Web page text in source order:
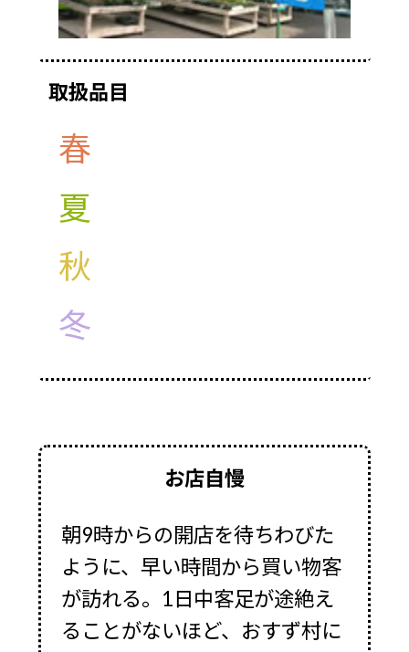
取扱品目
春
夏
秋
冬
お店自慢
朝9時からの開店を待ちわびた
ように、早い時間から買い物客
が訪れる。1日中客足が途絶え
ることがないほど、おすず村に